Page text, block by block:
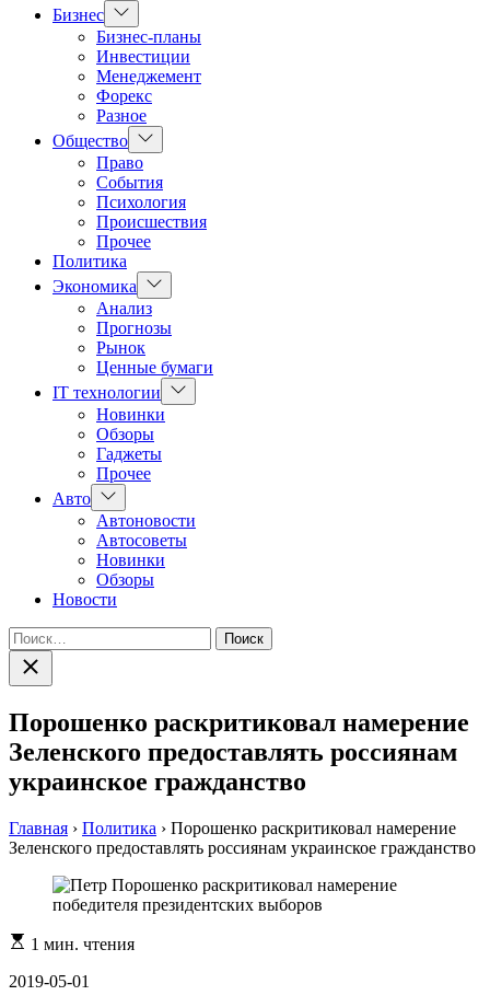
Бизнес Показать
подменю
Бизнес-планы
Инвестиции
Менеджемент
Форекс
Разное
Общество Показать
подменю
Право
События
Психология
Происшествия
Прочее
Политика
Экономика
Показать
подменю
Анализ
Прогнозы
Рынок
Ценные бумаги
IT технологии
Показать
подменю
Новинки
Обзоры
Гаджеты
Прочее
Авто Показать
подменю
Автоновости
Автосоветы
Новинки
Обзоры
Новости
Найти:
Закрыть
поиск
Порошенко раскритиковал намерение
Зеленского предоставлять россиянам
украинское гражданство
Главная › Политика › Порошенко раскритиковал намерение
Зеленского предоставлять россиянам украинское гражданство
Расчетное
чтения
1 мин. чтения
2019-05-01